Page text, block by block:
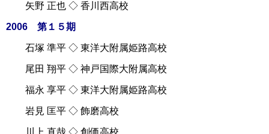
矢野 正也 ◇ 香川西高校
2006 第１５期
石塚 準平 ◇ 東洋大附属姫路高校
尾田 翔平 ◇ 神戸国際大附属高校
福永 享平 ◇ 東洋大附属姫路高校
岩見 匡平 ◇ 飾磨高校